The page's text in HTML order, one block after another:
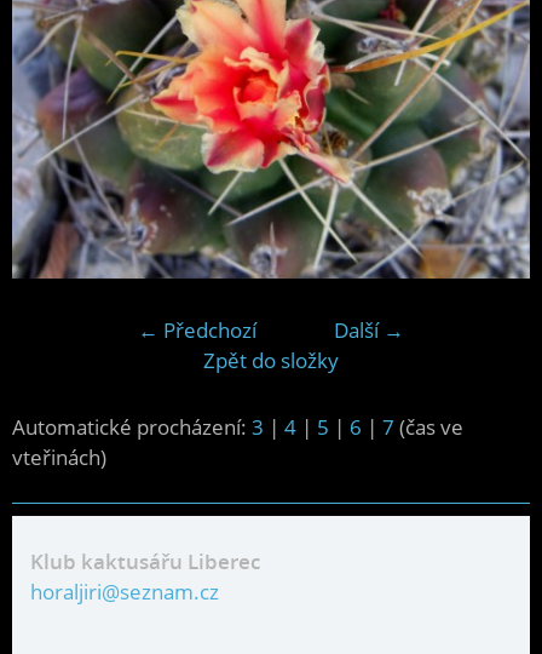
← Předchozí
Další →
Zpět do složky
Automatické procházení: 3 | 4 | 5 | 6 | 7 (čas ve
vteřinách)
Klub kaktusářu Liberec
horaljiri@seznam.cz